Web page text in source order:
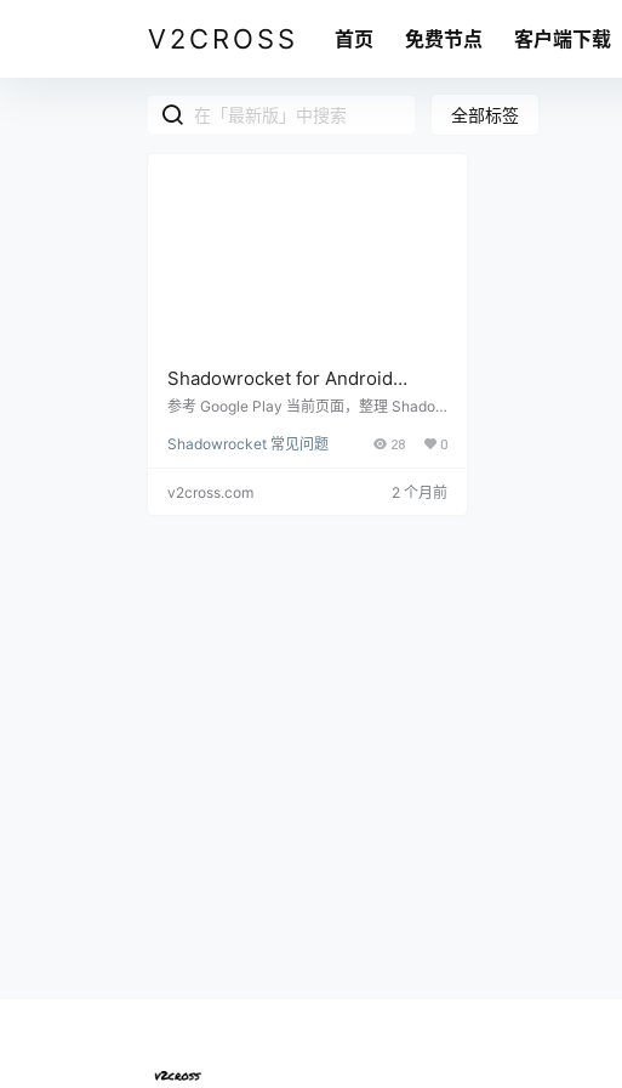
V2CROSS 首页 免费节点 客户端下载
全部标签
Shadowrocket for Android
Google Play 最新版有什么变化？
参考 Google Play 当前页面，整理 Shadow
心功能、支持协议、广告和使用前注意事
Shadowrocket 常见问题 28 0
v2cross.com 2 个月前